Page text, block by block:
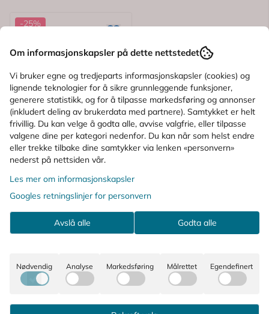
-25%
Om informasjonskapsler på dette nettstedet
Vi bruker egne og tredjeparts informasjonskapsler (cookies) og
lignende teknologier for å sikre grunnleggende funksjoner,
generere statistikk, og for å tilpasse markedsføring og annonser
(inkludert deling av brukerdata med partnere). Samtykket er helt
frivillig. Du kan velge å godta alle, avvise valgfrie, eller tilpasse
valgene dine per kategori nedenfor. Du kan når som helst endre
eller trekke tilbake dine samtykker via lenken «personvern»
nederst på nettsiden vår.
Les mer om informasjonskapsler
Googles retningslinjer for personvern
Avslå alle Godta alle
Nødvendig Analyse Markedsføring Målrettet Egendefinert